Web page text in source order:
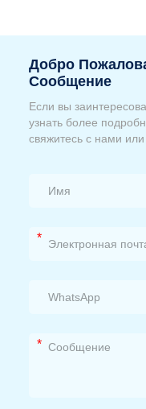
Добро
Сообщение
Если вы
узнать более
свяжитесь с нами
*
*